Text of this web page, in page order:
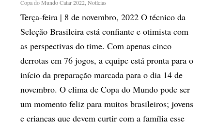
Copa do Mundo Catar 2022 ,Notícias
Terça-feira | 8 de novembro, 2022 O técnico da
Seleção Brasileira está confiante e otimista com
as perspectivas do time. Com apenas cinco
derrotas em 76 jogos, a equipe está pronta para o
início da preparação marcada para o dia 14 de
novembro. O clima de Copa do Mundo pode ser
um momento feliz para muitos brasileiros; jovens
e crianças que devem curtir com a família esse